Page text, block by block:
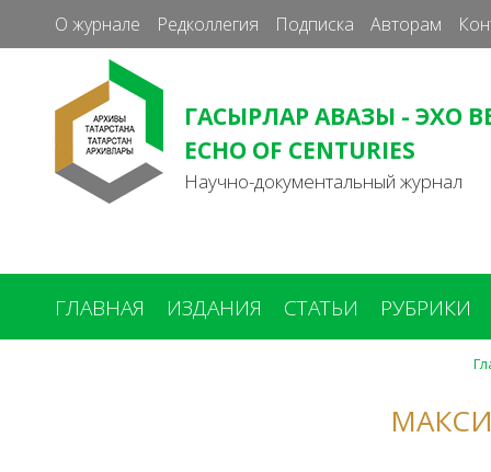
О журнале Редколлегия Подписка Авторам
ГАСЫРЛАР АВАЗЫ - ЭХО
ECHO OF CENTURIES
Научно-документальный журнал
ГЛАВНАЯ ИЗДАНИЯ СТАТЬИ РУБРИКИ